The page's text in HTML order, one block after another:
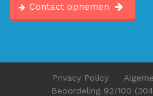
Contact opnemen
Privacy Policy
Beoordeling 92/100